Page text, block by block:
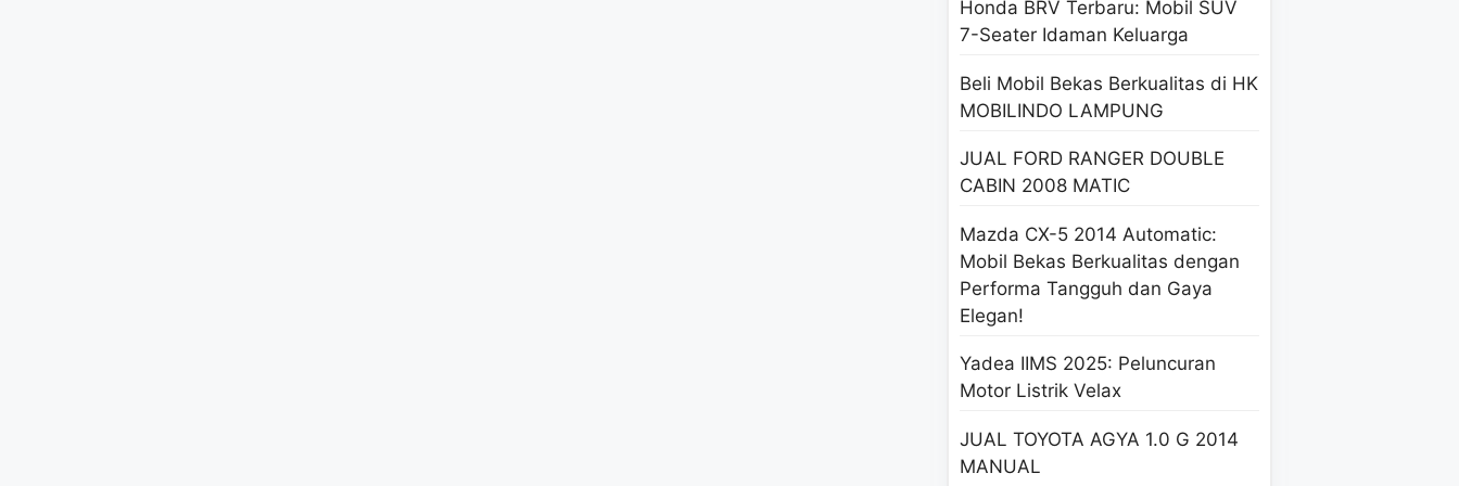
Honda BRV Terbaru: Mobil SUV
7-Seater Idaman Keluarga
Beli Mobil Bekas Berkualitas di HK
MOBILINDO LAMPUNG
JUAL FORD RANGER DOUBLE
CABIN 2008 MATIC
Mazda CX-5 2014 Automatic:
Mobil Bekas Berkualitas dengan
Performa Tangguh dan Gaya
Elegan!
Yadea IIMS 2025: Peluncuran
Motor Listrik Velax
JUAL TOYOTA AGYA 1.0 G 2014
MANUAL